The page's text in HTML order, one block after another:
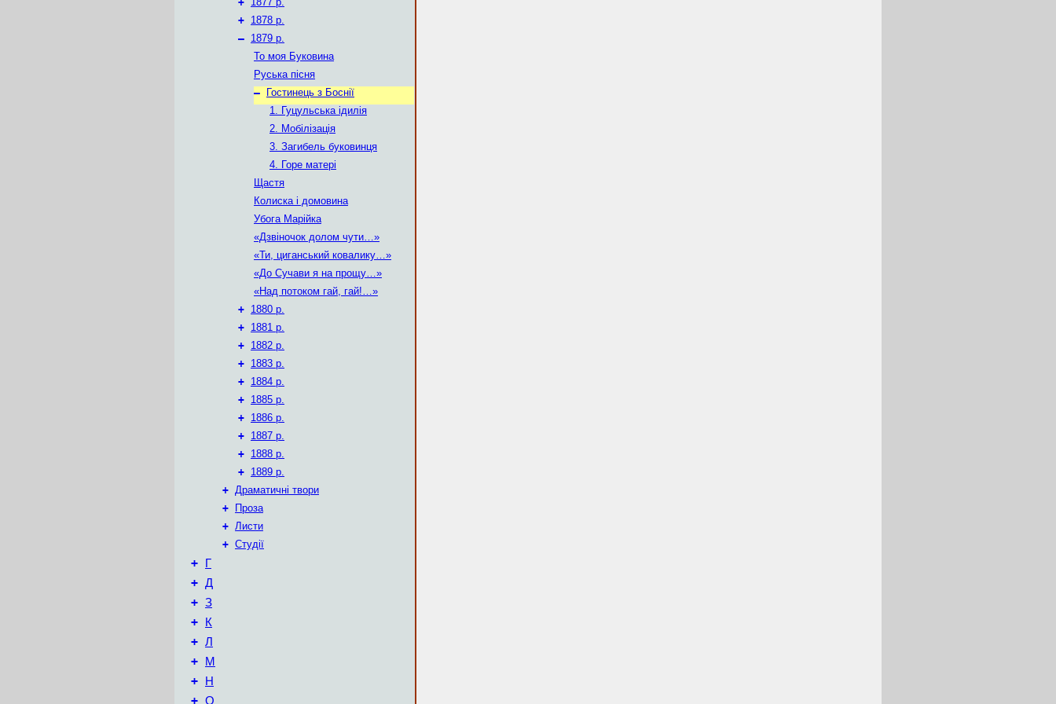
+ 1878 р.
– 1879 р.
То моя Буковина
Руська пісня
–
Гостинець з Боснії
1. Гуцульська ідилія
2. Мобілізація
3. Загибель буковинця
4. Горе матері
Щастя
Колиска і домовина
Убога Марійка
«Дзвіночок долом чути…»
«Ти, циганський ковалику…»
«До Сучави я на прощу…»
«Над потоком гай, гай!…»
+ 1880 р.
+ 1881 р.
+ 1882 р.
+ 1883 р.
+ 1884 р.
+ 1885 р.
+ 1886 р.
+ 1887 р.
+ 1888 р.
+ 1889 р.
+ Драматичні твори
+
Проза
+ Листи
+ Студії
+ Г
+ Д
+ З
+ К
+ Л
+ М
+ Н
+ О